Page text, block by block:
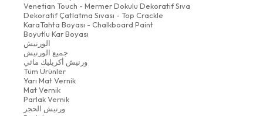
Venetian Touch - Mermer Dokulu Dekoratif Sıva
Dekoratif Çatlatma Sıvası - Top Crackle
KaraTahta Boyası - Chalkboard Paint
Boyutlu Kar Boyası
الورنيش
جميع الورنيش
ورنيش أكريليك مائي
Tüm Ürünler
Yarı Mat Vernik
Mat Vernik
Parlak Vernik
ورنيش الحجر